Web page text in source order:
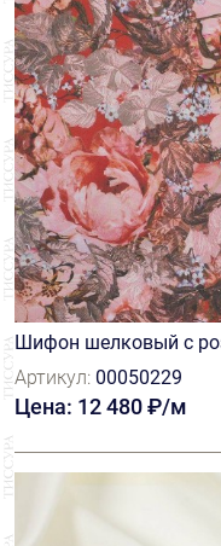
Шифон шелковый с
Артикул: 00050229
Цена: 12 480 ₽/м